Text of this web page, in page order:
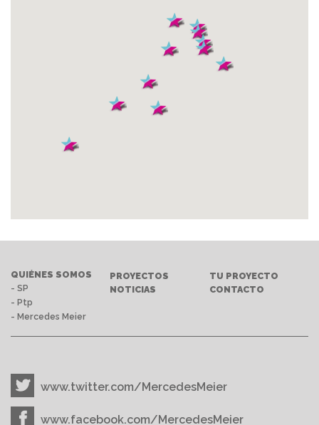
QUIÉNES SOMOS
- SP
- Ptp
- Mercedes Meier
PROYECTOS
NOTICIAS
TU PROYECTO
CONTACTO
www.twitter.com/MercedesMeier
www.facebook.com/MercedesMeier